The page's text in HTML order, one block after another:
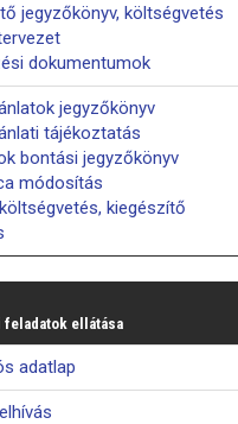
jegyzőkönyv, költségvetés
dokumentumok
jegyzőkönyv
tájékoztatás
bontási jegyzőkönyv
módosítás
kiegészítő
ellátása
adatlap